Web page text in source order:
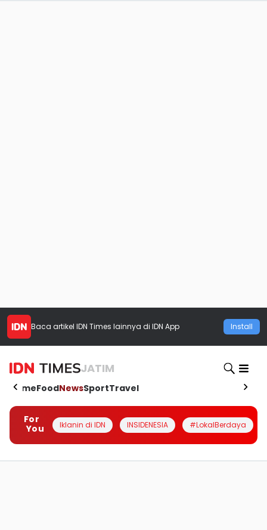
Baca artikel IDN Times lainnya di IDN App Install
JATIM
HomeFoodNewsSportTravel
For
You
Iklanin di IDN INSIDENESIA #LokalBerdaya